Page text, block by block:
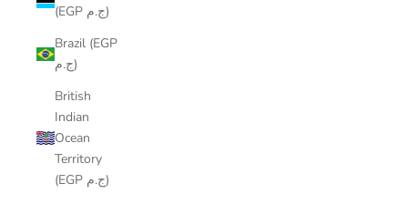
(EGP ج.م)
Brazil (EGP
ج.م)
British
Indian
Ocean
Territory
(EGP ج.م)